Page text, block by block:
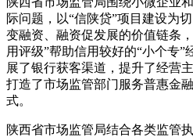
际问题，以“信陕贷”项目建设为
变融资、融资促发展的价值链条
用评级”帮助信用较好的“小个专
展了银行获客渠道，提升了经营
打造了市场监管部门服务普惠金
式。
陕西省市场监管局结合各类监管